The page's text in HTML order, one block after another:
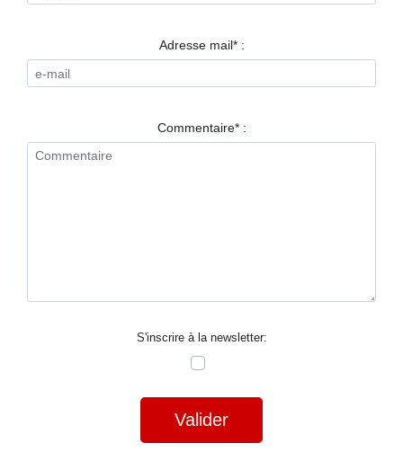
RESTAURANTS
NUIT
Adresse mail* :
Commentaire* :
S'inscrire à la newsletter:
Valider